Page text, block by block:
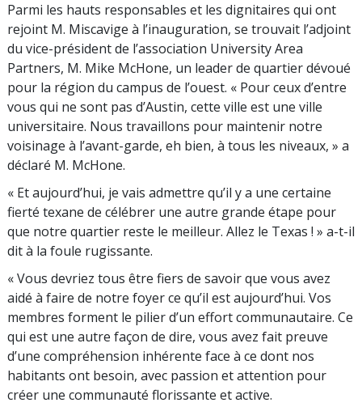
Parmi les hauts responsables et les dignitaires qui ont
rejoint M. Miscavige à l’inauguration, se trouvait l’adjoint
du vice-président de l’association University Area
Partners, M. Mike McHone, un leader de quartier dévoué
pour la région du campus de l’ouest. « Pour ceux d’entre
vous qui ne sont pas d’Austin, cette ville est une ville
universitaire. Nous travaillons pour maintenir notre
voisinage à l’avant-garde, eh bien, à tous les niveaux, » a
déclaré M. McHone.
« Et aujourd’hui, je vais admettre qu’il y a une certaine
fierté texane de célébrer une autre grande étape pour
que notre quartier reste le meilleur. Allez le Texas ! » a-t-il
dit à la foule rugissante.
« Vous devriez tous être fiers de savoir que vous avez
aidé à faire de notre foyer ce qu’il est aujourd’hui. Vos
membres forment le pilier d’un effort communautaire. Ce
qui est une autre façon de dire, vous avez fait preuve
d’une compréhension inhérente face à ce dont nos
habitants ont besoin, avec passion et attention pour
créer une communauté florissante et active.